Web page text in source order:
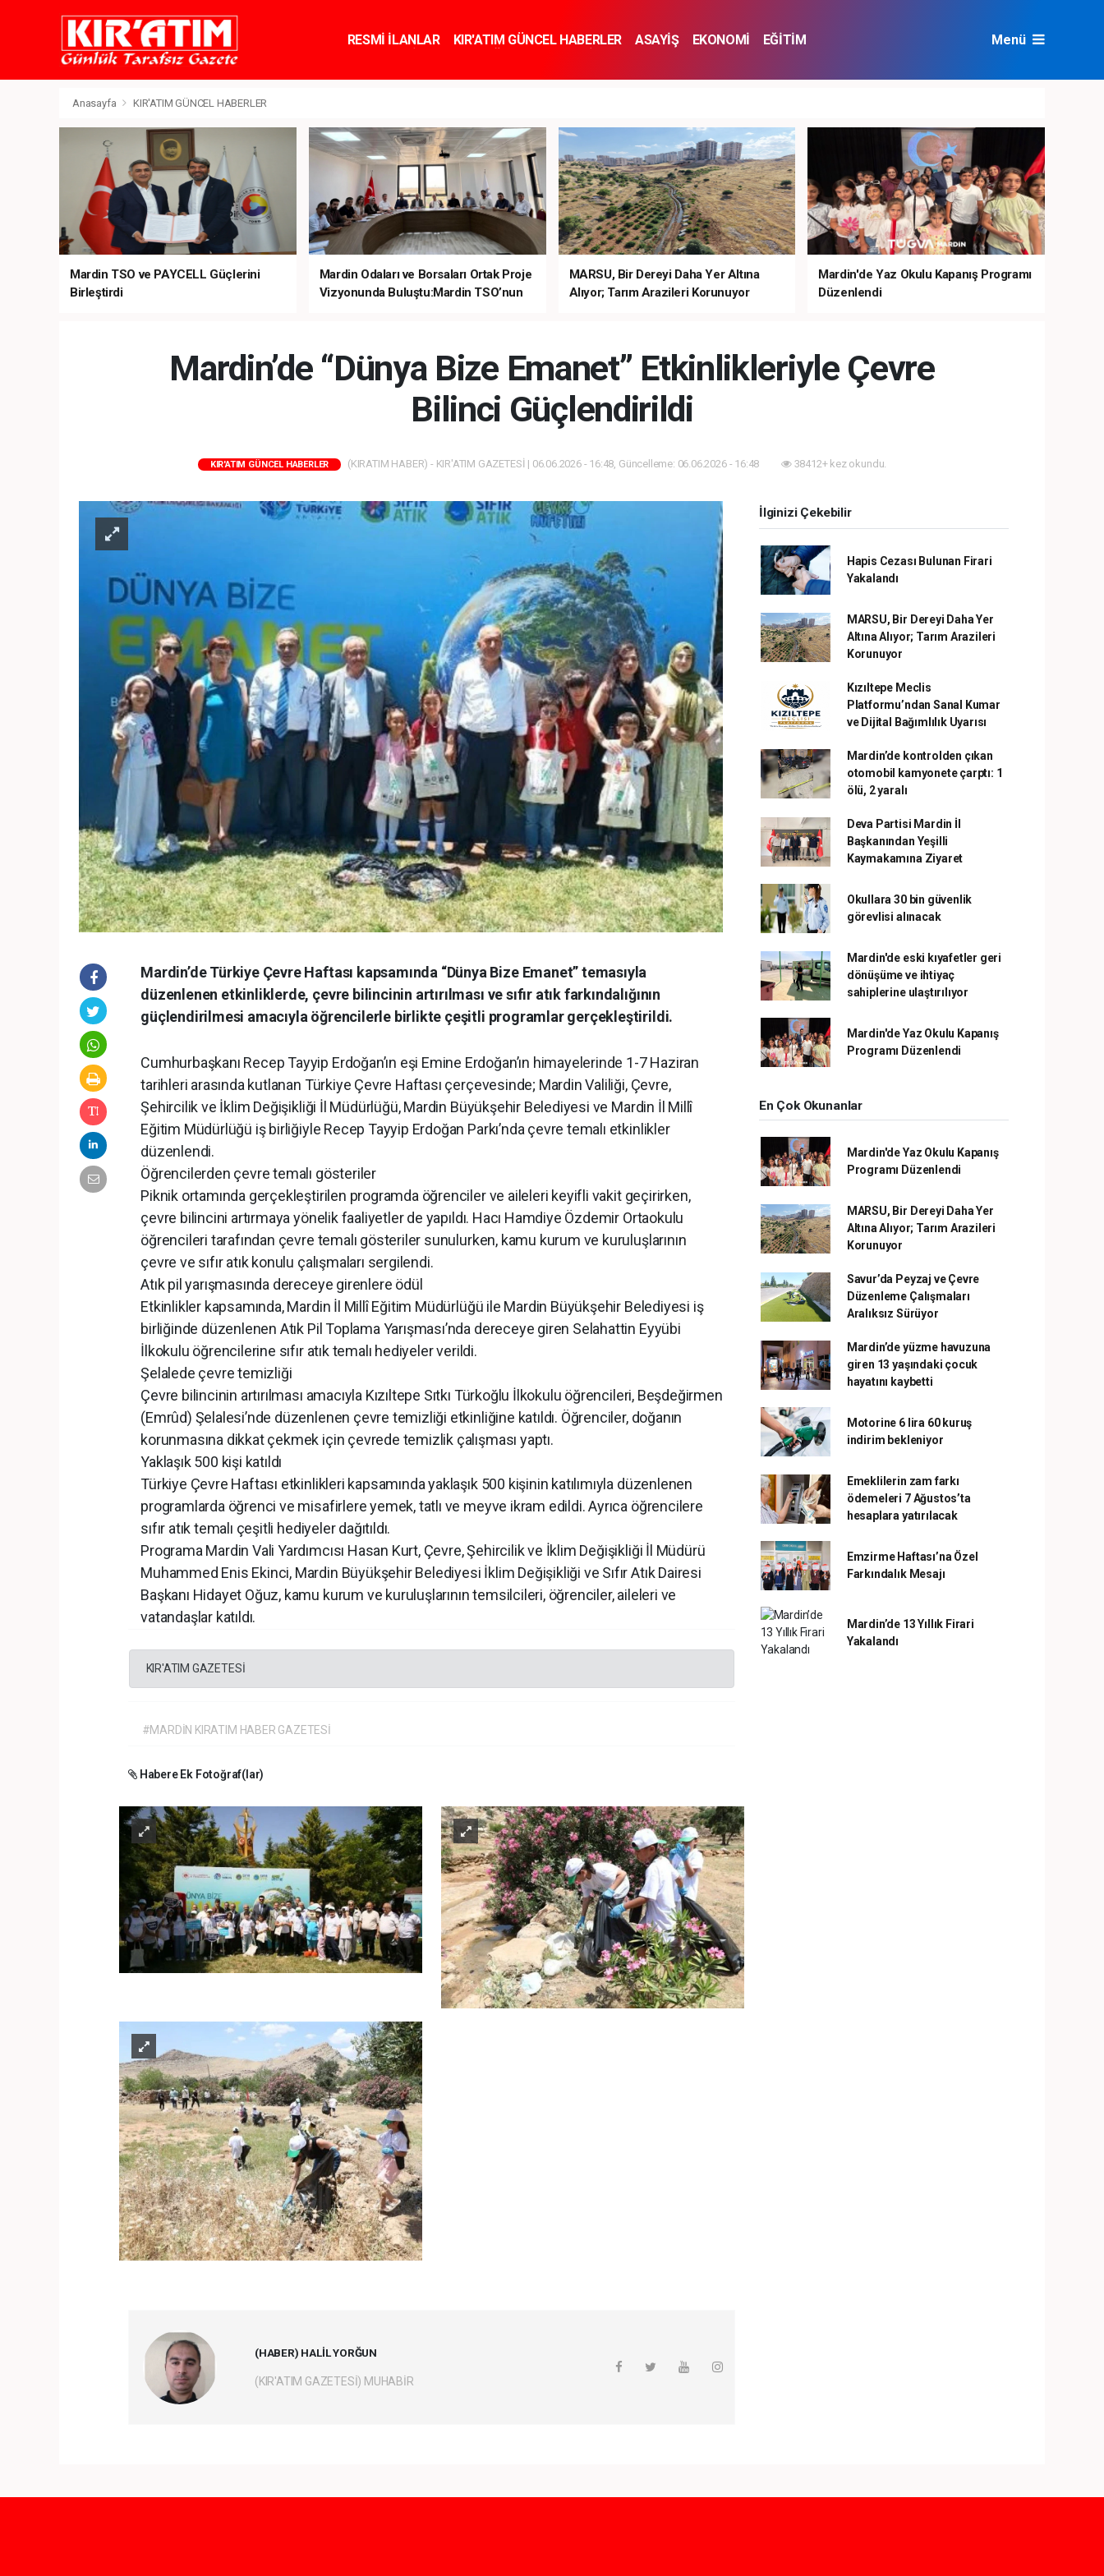
RESMİ İLANLAR KIR'ATIM GÜNCEL HABERLER ASAYİŞ EKONOMİ
EĞİTİM
Menü
Anasayfa KIR'ATIM GÜNCEL HABERLER
Mardin TSO ve PAYCELL Güçlerini
Birleştirdi
Mardin Odaları ve Borsaları Ortak Proje
Vizyonunda Buluştu:Mardin TSO’nun
MARSU, Bir Dereyi Daha Yer Altına
Alıyor; Tarım Arazileri Korunuyor
Mardin'de Yaz Okulu Kapanış Programı
Düzenlendi
Mardin’de “Dünya Bize Emanet” Etkinlikleriyle Çevre
Bilinci Güçlendirildi
KIR'ATIM GÜNCEL HABERLER (KIRATIM HABER) - KIR'ATIM GAZETESİ | 06.06.2026 - 16:48, Güncelleme: 06.06.2026 - 16:48 38412+ kez okundu.
Mardin’de Türkiye Çevre Haftası kapsamında “Dünya Bize Emanet” temasıyla
düzenlenen etkinliklerde, çevre bilincinin artırılması ve sıfır atık farkındalığının
güçlendirilmesi amacıyla öğrencilerle birlikte çeşitli programlar gerçekleştirildi.
Cumhurbaşkanı Recep Tayyip Erdoğan’ın eşi Emine Erdoğan’ın himayelerinde 1-7 Haziran
tarihleri arasında kutlanan Türkiye Çevre Haftası çerçevesinde; Mardin Valiliği, Çevre,
Şehircilik ve İklim Değişikliği İl Müdürlüğü, Mardin Büyükşehir Belediyesi ve Mardin İl Millî
Eğitim Müdürlüğü iş birliğiyle Recep Tayyip Erdoğan Parkı’nda çevre temalı etkinlikler
düzenlendi.
Öğrencilerden çevre temalı gösteriler
Piknik ortamında gerçekleştirilen programda öğrenciler ve aileleri keyifli vakit geçirirken,
çevre bilincini artırmaya yönelik faaliyetler de yapıldı. Hacı Hamdiye Özdemir Ortaokulu
öğrencileri tarafından çevre temalı gösteriler sunulurken, kamu kurum ve kuruluşlarının
çevre ve sıfır atık konulu çalışmaları sergilendi.
Atık pil yarışmasında dereceye girenlere ödül
Etkinlikler kapsamında, Mardin İl Millî Eğitim Müdürlüğü ile Mardin Büyükşehir Belediyesi iş
birliğinde düzenlenen Atık Pil Toplama Yarışması’nda dereceye giren Selahattin Eyyübi
İlkokulu öğrencilerine sıfır atık temalı hediyeler verildi.
Şelalede çevre temizliği
Çevre bilincinin artırılması amacıyla Kızıltepe Sıtkı Türkoğlu İlkokulu öğrencileri, Beşdeğirmen
(Emrûd) Şelalesi’nde düzenlenen çevre temizliği etkinliğine katıldı. Öğrenciler, doğanın
korunmasına dikkat çekmek için çevrede temizlik çalışması yaptı.
Yaklaşık 500 kişi katıldı
Türkiye Çevre Haftası etkinlikleri kapsamında yaklaşık 500 kişinin katılımıyla düzenlenen
programlarda öğrenci ve misafirlere yemek, tatlı ve meyve ikram edildi. Ayrıca öğrencilere
sıfır atık temalı çeşitli hediyeler dağıtıldı.
Programa Mardin Vali Yardımcısı Hasan Kurt, Çevre, Şehircilik ve İklim Değişikliği İl Müdürü
Muhammed Enis Ekinci, Mardin Büyükşehir Belediyesi İklim Değişikliği ve Sıfır Atık Dairesi
Başkanı Hidayet Oğuz, kamu kurum ve kuruluşlarının temsilcileri, öğrenciler, aileleri ve
vatandaşlar katıldı.
KIR'ATIM GAZETESİ
#MARDİN KIRATIM HABER GAZETESİ
Habere Ek Fotoğraf(lar)
(HABER) HALİL YORĞUN
(KIR'ATIM GAZETESİ) MUHABİR
İlginizi Çekebilir
Hapis Cezası Bulunan Firari
Yakalandı
MARSU, Bir Dereyi Daha Yer
Altına Alıyor; Tarım Arazileri
Korunuyor
Kızıltepe Meclis
Platformu’ndan Sanal Kumar
ve Dijital Bağımlılık Uyarısı
Mardin’de kontrolden çıkan
otomobil kamyonete çarptı: 1
ölü, 2 yaralı
Deva Partisi Mardin İl
Başkanından Yeşilli
Kaymakamına Ziyaret
Okullara 30 bin güvenlik
görevlisi alınacak
Mardin'de eski kıyafetler geri
dönüşüme ve ihtiyaç
sahiplerine ulaştırılıyor
Mardin'de Yaz Okulu Kapanış
Programı Düzenlendi
En Çok Okunanlar
Mardin'de Yaz Okulu Kapanış
Programı Düzenlendi
MARSU, Bir Dereyi Daha Yer
Altına Alıyor; Tarım Arazileri
Korunuyor
Savur’da Peyzaj ve Çevre
Düzenleme Çalışmaları
Aralıksız Sürüyor
Mardin’de yüzme havuzuna
giren 13 yaşındaki çocuk
hayatını kaybetti
Motorine 6 lira 60 kuruş
indirim bekleniyor
Emeklilerin zam farkı
ödemeleri 7 Ağustos’ta
hesaplara yatırılacak
Emzirme Haftası’na Özel
Farkındalık Mesajı
Mardin’de 13 Yıllık Firari
Yakalandı